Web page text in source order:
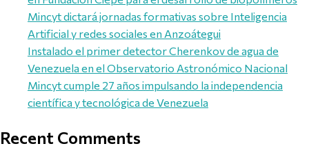
Mincyt dictará jornadas formativas sobre Inteligencia
Artificial y redes sociales en Anzoátegui
Instalado el primer detector Cherenkov de agua de
Venezuela en el Observatorio Astronómico Nacional
Mincyt cumple 27 años impulsando la independencia
científica y tecnológica de Venezuela
Recent Comments